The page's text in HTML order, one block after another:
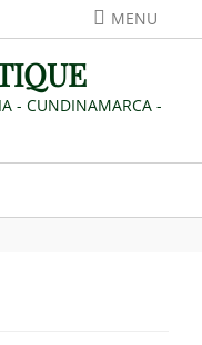
MENU
- CUNDINAMARCA -